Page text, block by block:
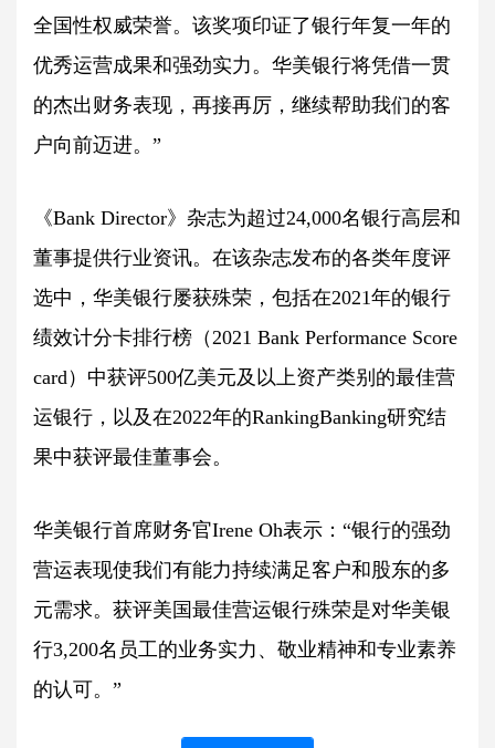
全国性权威荣誉。该奖项印证了银行年复一年的
优秀运营成果和强劲实力。华美银行将凭借一贯
的杰出财务表现，再接再厉，继续帮助我们的客
户向前迈进。”
《Bank Director》杂志为超过24,000名银行高层和
董事提供行业资讯。在该杂志发布的各类年度评
选中，华美银行屡获殊荣，包括在2021年的银行
绩效计分卡排行榜（2021 Bank Performance Score
card）中获评500亿美元及以上资产类别的最佳营
运银行，以及在2022年的RankingBanking研究结
果中获评最佳董事会。
华美银行首席财务官Irene Oh表示：“银行的强劲
营运表现使我们有能力持续满足客户和股东的多
元需求。获评美国最佳营运银行殊荣是对华美银
行3,200名员工的业务实力、敬业精神和专业素养
的认可。”